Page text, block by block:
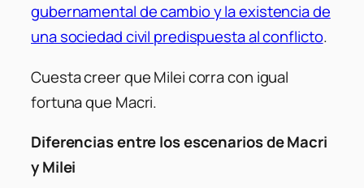
gubernamental de cambio y la existencia de
una sociedad civil predispuesta al conflicto.
Cuesta creer que Milei corra con igual
fortuna que Macri.
Diferencias entre los escenarios de Macri
y Milei